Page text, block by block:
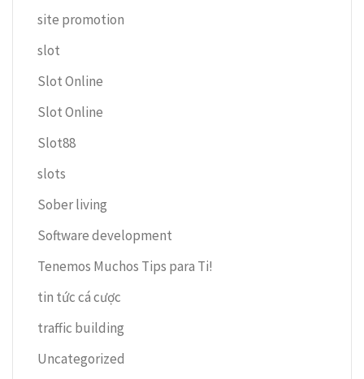
site promotion
slot
Slot Online
Slot Online
Slot88
slots
Sober living
Software development
Tenemos Muchos Tips para Ti!
tin tức cá cược
traffic building
Uncategorized